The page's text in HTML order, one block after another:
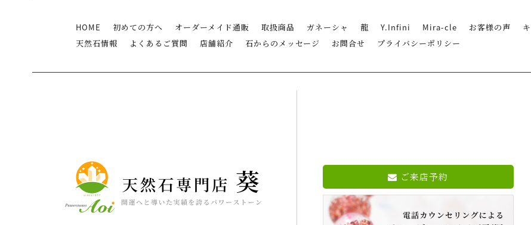
HOME 初めての方へ オーダーメイド通販 取扱商品 ガネーシャ 龍 Y.Infini Mira-cle お客様の声
天然石情報
よくあるご質問 店舗紹介 石からのメッセージ お問合せ プライバシーポリシー
ご来店予約